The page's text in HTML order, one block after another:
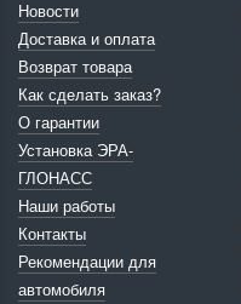
Новости
Доставка и оплата
Возврат товара
Как сделать заказ?
О гарантии
Установка ЭРА-
ГЛОНАСС
Наши работы
Контакты
Рекомендации для
автомобиля